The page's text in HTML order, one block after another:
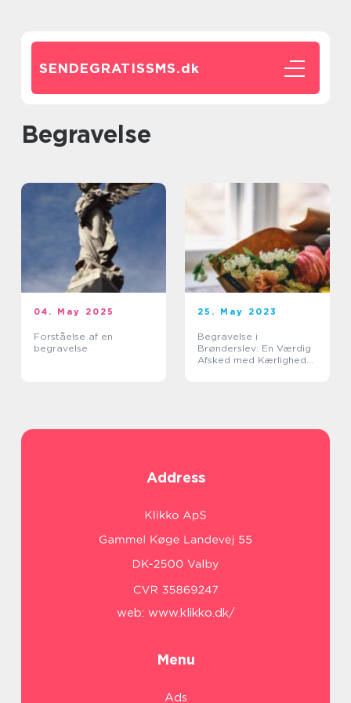
SENDEGRATISSMS.dk
begravelse
04. May 2025
Forståelse af en
begravelse
25. May 2023
Begravelse i
Brønderslev: En Værdig
Afsked med Kærlighed
Address
web: www.klikko.dk/
Menu
Ads